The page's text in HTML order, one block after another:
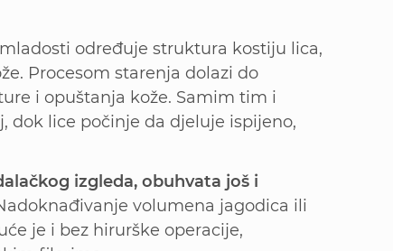
određuje struktura kostiju lica,
Procesom starenja dolazi do
i opuštanja kože. Samim tim i
dok lice počinje da djeluje ispijeno,
izgleda, obuhvata još i
volumena jagodica ili
je i bez hirurške operacije,